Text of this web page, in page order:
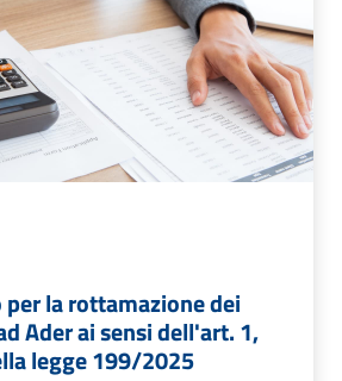
la rottamazione dei
Ader ai sensi dell'art. 1,
legge 199/2025